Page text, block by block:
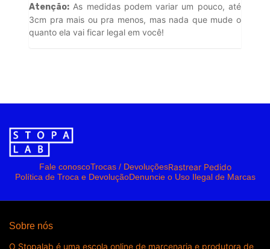
Atenção: As medidas podem variar um pouco, até
3cm pra mais ou pra menos, mas nada que mude o
quanto ela vai ficar legal em você!
Fale conoscoTrocas / DevoluçõesRastrear Pedido
Política de Troca e DevoluçãoDenuncie o Uso Ilegal de Marcas
Sobre nós
O Stopalab é uma escola online de marcenaria e produtora de